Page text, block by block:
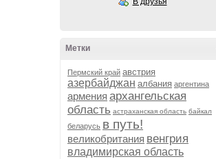
Метки
Пермский край австрия
азербайджан албания аргентина
армения архангельская
область астраханская область байкал
беларусь в путь!
великобритания венгрия
владимирская область